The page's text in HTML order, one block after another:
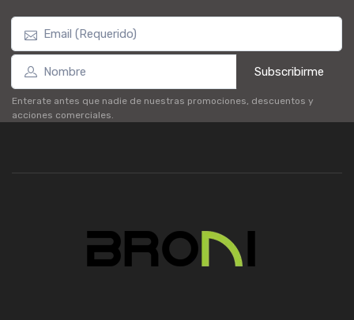
Subscribirme
Enterate antes que nadie de nuestras promociones, descuentos y
acciones comerciales.